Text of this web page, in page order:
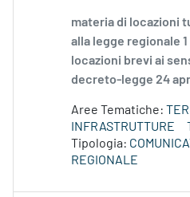
materia di locazioni
alla legge regionale
locazioni brevi ai
decreto-legge 24
Aree Tematiche:
INFRASTRUTTURE
Tipologia:
REGIONALE